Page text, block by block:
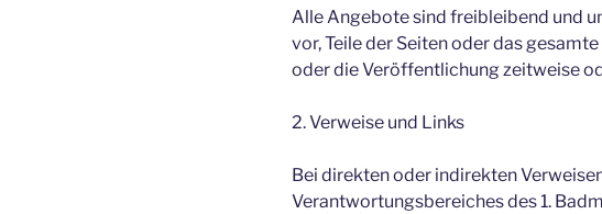
Alle Angebote sind freibleibend und
vor, Teile der Seiten oder das
oder die Veröffentlichung zeitweise
2. Verweise und Links
Bei direkten oder indirekten
Verantwortungsbereiches des 1.